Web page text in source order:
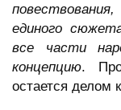
единого
все части
концепцию.
остается делом